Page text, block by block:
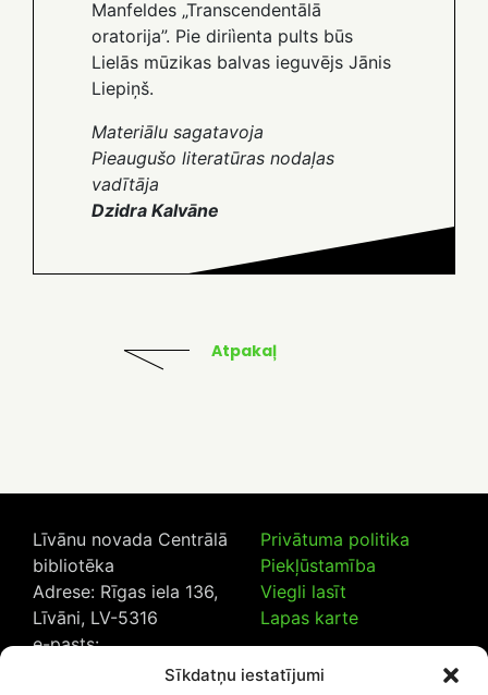
Sīkdatņu iestatījumi
Manfeldes „Transcendentālā
oratorija”. Pie diriìenta pults būs
Lielās mūzikas balvas ieguvējs Jānis
Liepiņš.
Materiālu sagatavoja
Pieaugušo literatūras nodaļas
vadītāja
Dzidra Kalvāne
Atpakaļ
Līvānu novada Centrālā
bibliotēka
Adrese: Rīgas iela 136,
Līvāni, LV-5316
e-pasts:
Privātuma politika
Piekļūstamība
Viegli lasīt
Lapas karte